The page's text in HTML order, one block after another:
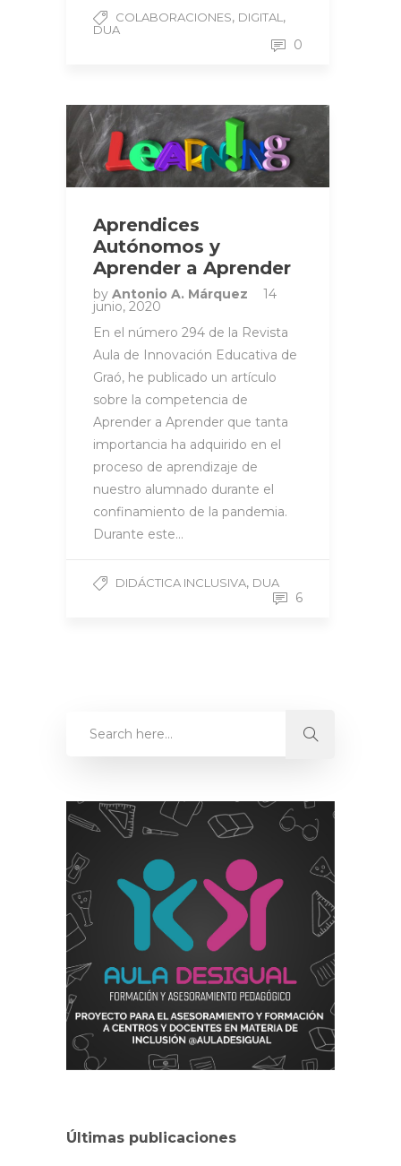
COLABORACIONES, DIGITAL ,
DUA
0
Aprendices
Autónomos y
Aprender a Aprender
by Antonio A. Márquez 14
junio, 2020
En el número 294 de la Revista
Aula de Innovación Educativa de
Graó, he publicado un artículo
sobre la competencia de
Aprender a Aprender que tanta
importancia ha adquirido en el
proceso de aprendizaje de
nuestro alumnado durante el
confinamiento de la pandemia.
Durante este…
DIDÁCTICA INCLUSIVA, DUA
6
Últimas publicaciones